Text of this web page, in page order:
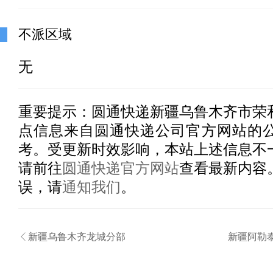
不派区域
无
重要提示： 圆通快递新疆乌鲁木齐市荣
点信息来自圆通快递公司官方网站的
考。受更新时效影响，本站上述信息不
请前往圆通快递官方网站查看最新内容
误，请通知我们。
 新疆乌鲁木齐龙城分部 新疆阿勒